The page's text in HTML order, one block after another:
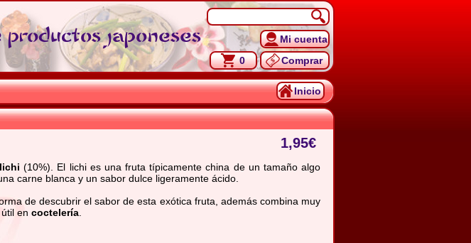
productos japoneses
Mi cuenta
0
Comprar
Inicio
1,95€
(10%). El lichi es una fruta típicamente china de un tamaño algo
carne blanca y un sabor dulce ligeramente ácido.
de descubrir el sabor de esta exótica fruta, además combina muy
en coctelería